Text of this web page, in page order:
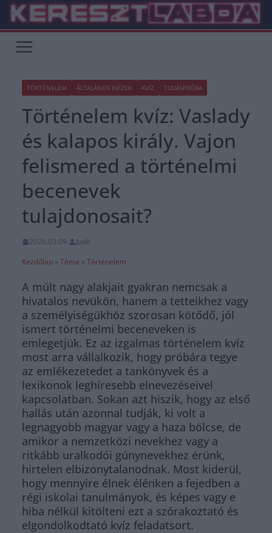
Skip
content
TÖRTÉNELEM ÁLTALÁNOS KVÍZEK KVÍZ TUDÁSPRÓBA
Történelem kvíz: Vaslady
és kalapos király. Vajon
felismered a történelmi
becenevek
tulajdonosait?
2026.03.09.
Judit
Kezdőlap » Téma » Történelem
A múlt nagy alakjait gyakran nemcsak a
hivatalos nevükön, hanem a tetteikhez vagy
a személyiségükhöz szorosan kötődő, jól
ismert történelmi beceneveken is
emlegetjük. Ez az izgalmas történelem kvíz
most arra vállalkozik, hogy próbára tegye
az emlékezetedet a tankönyvek és a
lexikonok leghíresebb elnevezéseivel
kapcsolatban. Sokan azt hiszik, hogy az első
hallás után azonnal tudják, ki volt a
legnagyobb magyar vagy a haza bölcse, de
amikor a nemzetközi nevekhez vagy a
ritkább uralkodói gúnynevekhez érünk,
hirtelen elbizonytalanodnak. Most kiderül,
hogy mennyire élnek élénken a fejedben a
régi iskolai tanulmányok, és képes vagy e
hiba nélkül kitölteni ezt a szórakoztató és
elgondolkodtató kvíz feladatsort.